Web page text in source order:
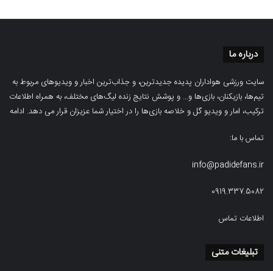
درباره ما
سایت ورزشی هواداران پدیده جدیدترین، و جذاب‌ترین اخبار و ویدیوهای مربوط به
تیم‌ها، بازیکنان، بازی‌ها و… و پوشش نتایج زنده لیگ‌های مختلف، به همراه اطلاعات
ترکیب، امار و ویدیو‌‌ گل‌ و خلاصه بازی‌ها را در اختیار شما عزیزان قرار می دهد. ادامه
تماس با ما:
info@padidefans.ir
0919.337.5082
اطلاعات تماس
تبلیغات متنی